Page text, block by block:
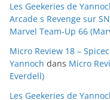
Les Geekeries de
Arcade s Revenge sur
Marvel Team-Up 66
Micro Review 18 –
Yannoch dans Micro
Everdell)
Les Geekeries de